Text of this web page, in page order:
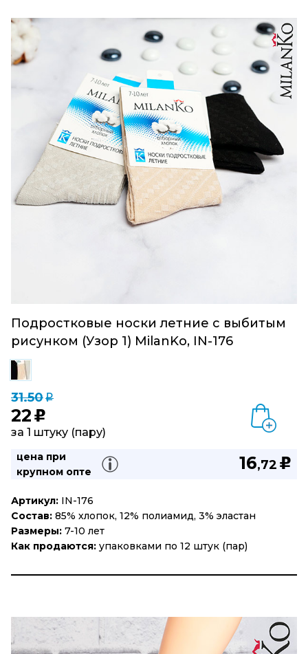
Подростковые носки летние c выбитым
рисунком (Узор 1) MilanKo, IN-176
31.50q
22 u
за 1 штуку (пару)
цена при
крупном опте
16,72 u
Артикул: IN-176
Состав: 85% хлопок, 12% полиамид, 3% эластан
Размеры: 7-10 лет
Как продаются: упаковками по 12 штук (пар)